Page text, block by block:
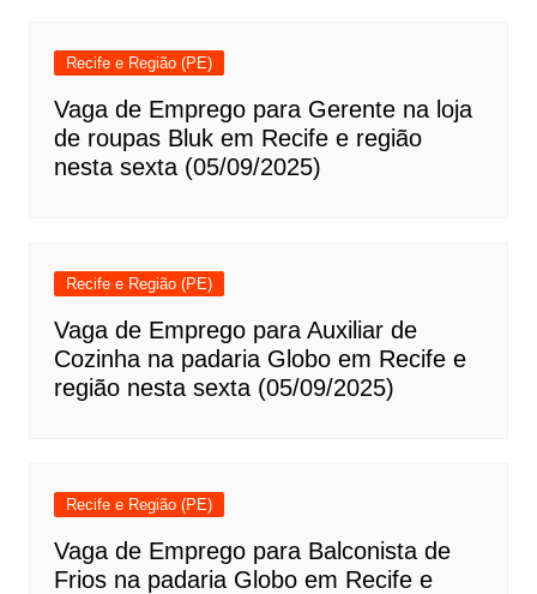
Recife e Região (PE)
Vaga de Emprego para Gerente na loja
de roupas Bluk em Recife e região
nesta sexta (05/09/2025)
Recife e Região (PE)
Vaga de Emprego para Auxiliar de
Cozinha na padaria Globo em Recife e
região nesta sexta (05/09/2025)
Recife e Região (PE)
Vaga de Emprego para Balconista de
Frios na padaria Globo em Recife e